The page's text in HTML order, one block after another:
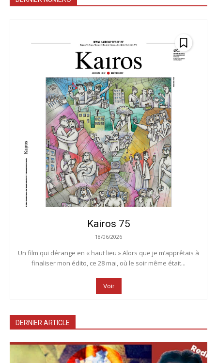
Kairos 75
18/06/2026
Un film qui dérange en « haut lieu » Alors que je m’apprêtais à
finaliser mon édito, ce 28 mai, où le soir même était...
Voir
DERNIER ARTICLE